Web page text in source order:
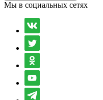
Мы в социальных сетях